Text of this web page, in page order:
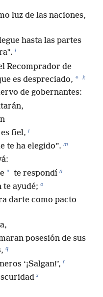
luz de las naciones,
hasta las partes
i
Recomprador de
es despreciado, * k
de gobernantes:
fiel, l
te ha elegido”. m
* te respondí n
te ayudé; o
darte como pacto
posesión de sus
q
‘¡Salgan!’, r
s